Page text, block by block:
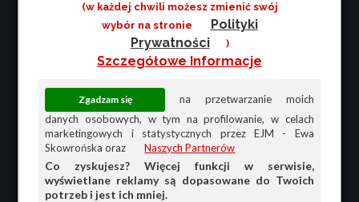
(w każdej chwili możesz zmienić swój
wybór na stronie
Polityki
Prywatności
)
Szczegółowe Informacje
na przetwarzanie moich
danych osobowych, w tym na profilowanie, w celach
marketingowych i statystycznych przez EJM - Ewa
Skowrońska oraz
Naszych Partnerów
Co zyskujesz? Więcej funkcji w serwisie,
wyświetlane reklamy są dopasowane do Twoich
potrzeb i jest ich mniej.